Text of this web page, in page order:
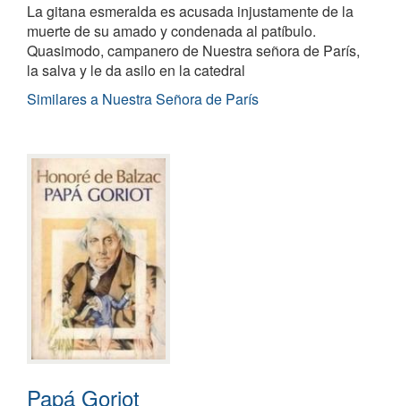
La gitana esmeralda es acusada injustamente de la
muerte de su amado y condenada al patíbulo.
Quasimodo, campanero de Nuestra señora de París,
la salva y le da asilo en la catedral
Similares a Nuestra Señora de París
Papá Goriot